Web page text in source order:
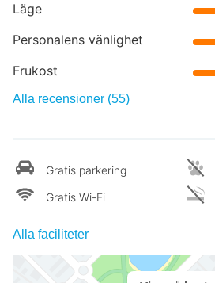
Läge
Personalens vänlighet
Frukost
Alla recensioner (55)
Gratis parkering
Gratis Wi-Fi
Alla faciliteter